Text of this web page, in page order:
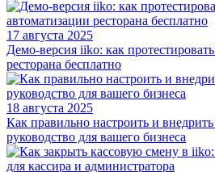
17 августа 2025
Демо-версия iiko: как
ресторана бесплатно
18 августа 2025
Как правильно настроить и
руководство для вашего бизнеса